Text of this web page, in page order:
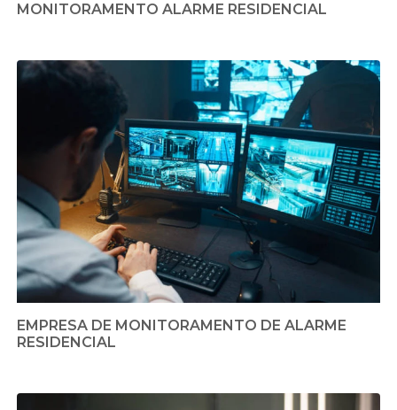
MONITORAMENTO ALARME RESIDENCIAL
EMPRESA DE MONITORAMENTO DE ALARME
RESIDENCIAL